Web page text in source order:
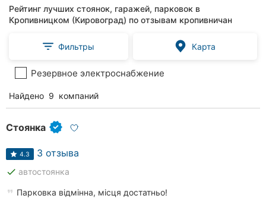
Рейтинг лучших стоянок, гаражей, парковок в
Кропивницком (Кировоград) по отзывам кропивничан
Фильтры Карта
Резервное электроснабжение
Найдено 9 компаний
Стоянка
4.3 3 отзыва
done автостоянка
Парковка відмінна, місця достатньо!